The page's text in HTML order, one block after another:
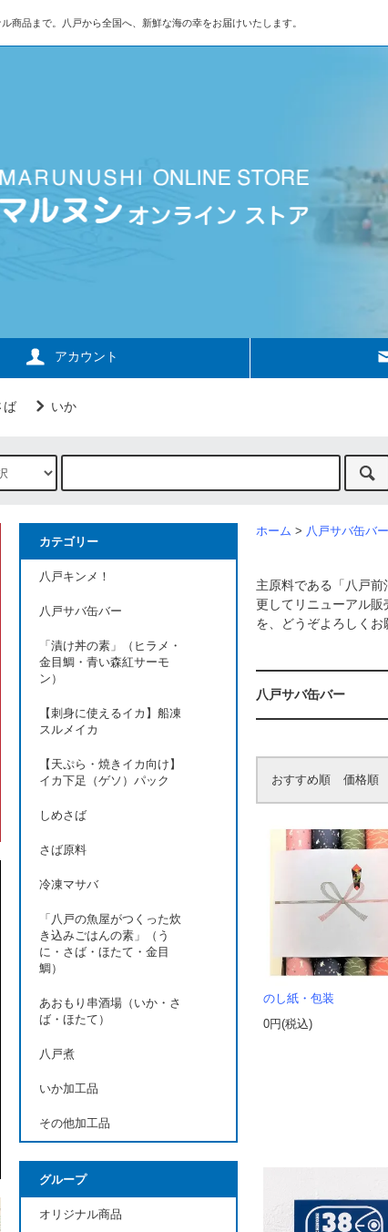
商品まで。八戸から全国へ、新鮮な海の幸をお届けいたします。
アカウント
ば いか
ホーム > 八戸サバ缶バー
主原料である「八戸
更してリニューアル
を、どうぞよろしくお
八戸サバ缶バー
おすすめ順 価格順
のし紙・包装
0円(税込)
カテゴリー
八戸キンメ！
八戸サバ缶バー
「漬け丼の素」（ヒラメ・
金目鯛・青い森紅サーモ
ン）
【刺身に使えるイカ】船凍
スルメイカ
【天ぷら・焼きイカ向け】
イカ下足（ゲソ）パック
しめさば
さば原料
冷凍マサバ
「八戸の魚屋がつくった炊
き込みごはんの素」（う
に・さば・ほたて・金目
鯛）
あおもり串酒場（いか・さ
ば・ほたて）
八戸煮
いか加工品
その他加工品
グループ
オリジナル商品